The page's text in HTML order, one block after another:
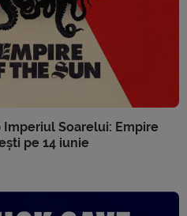
Soarelui: Empire
pe 14 iunie